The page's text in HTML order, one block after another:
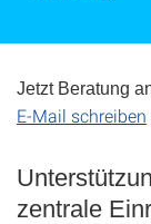
Jetzt Beratung
E-Mail schreiben
zentrale